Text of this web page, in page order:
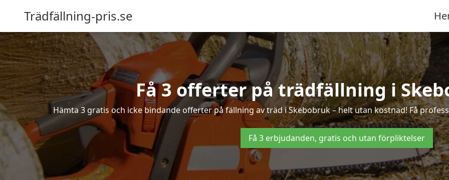
Trädfällning-pris.se
Få 3 offerter på trädfällning i
Hämta 3 gratis och icke bindande offerter på fällning av träd i Skebobruk – helt utan kostnad! Få
Få 3 erbjudanden, gratis och utan förpliktelser